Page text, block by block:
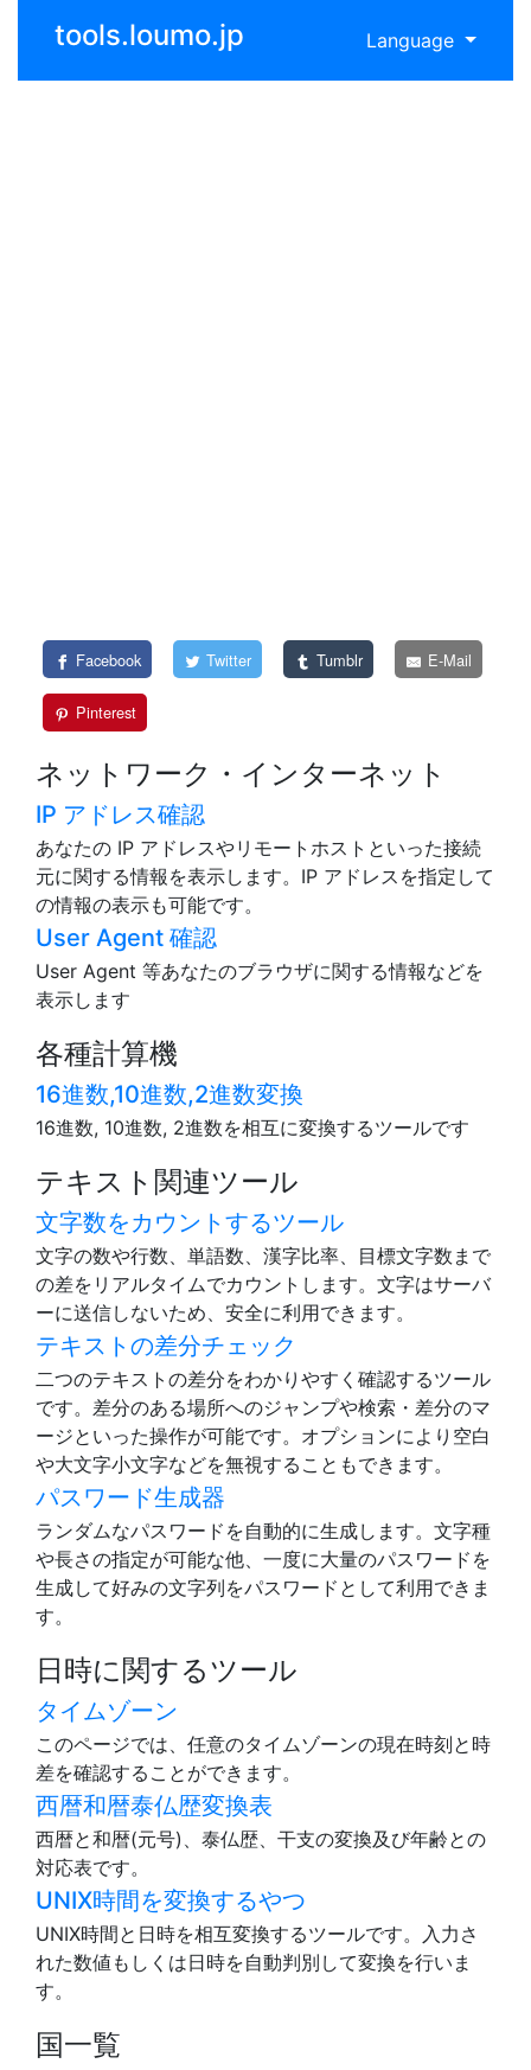
tools.loumo.jp Language
Facebook Twitter Tumblr E-Mail
Pinterest
ネットワーク・インターネット
IP アドレス確認
あなたの IP アドレスやリモートホストといった接続
元に関する情報を表示します。IP アドレスを指定して
の情報の表示も可能です。
User Agent 確認
User Agent 等あなたのブラウザに関する情報などを
表示します
各種計算機
16進数,10進数,2進数変換
16進数, 10進数, 2進数を相互に変換するツールです
テキスト関連ツール
文字数をカウントするツール
文字の数や行数、単語数、漢字比率、目標文字数まで
の差をリアルタイムでカウントします。文字はサーバ
ーに送信しないため、安全に利用できます。
テキストの差分チェック
二つのテキストの差分をわかりやすく確認するツール
です。差分のある場所へのジャンプや検索・差分のマ
ージといった操作が可能です。オプションにより空白
や大文字小文字などを無視することもできます。
パスワード生成器
ランダムなパスワードを自動的に生成します。文字種
や長さの指定が可能な他、一度に大量のパスワードを
生成して好みの文字列をパスワードとして利用できま
す。
日時に関するツール
タイムゾーン
このページでは、任意のタイムゾーンの現在時刻と時
差を確認することができます。
西暦和暦泰仏歴変換表
西暦と和暦(元号)、泰仏歴、干支の変換及び年齢との
対応表です。
UNIX時間を変換するやつ
UNIX時間と日時を相互変換するツールです。入力さ
れた数値もしくは日時を自動判別して変換を行いま
す。
国一覧